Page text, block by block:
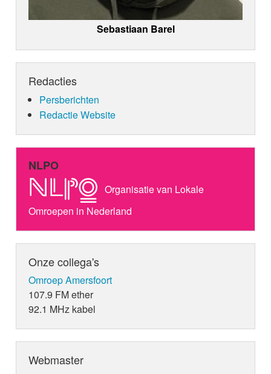
Sebastiaan Barel
Redacties
Persberichten
Redactie Website
NLPO
Organisatie van Lokale
Omroepen in Nederland
Onze collega's
Omroep Amersfoort
107.9 FM ether
92.1 MHz kabel
Webmaster